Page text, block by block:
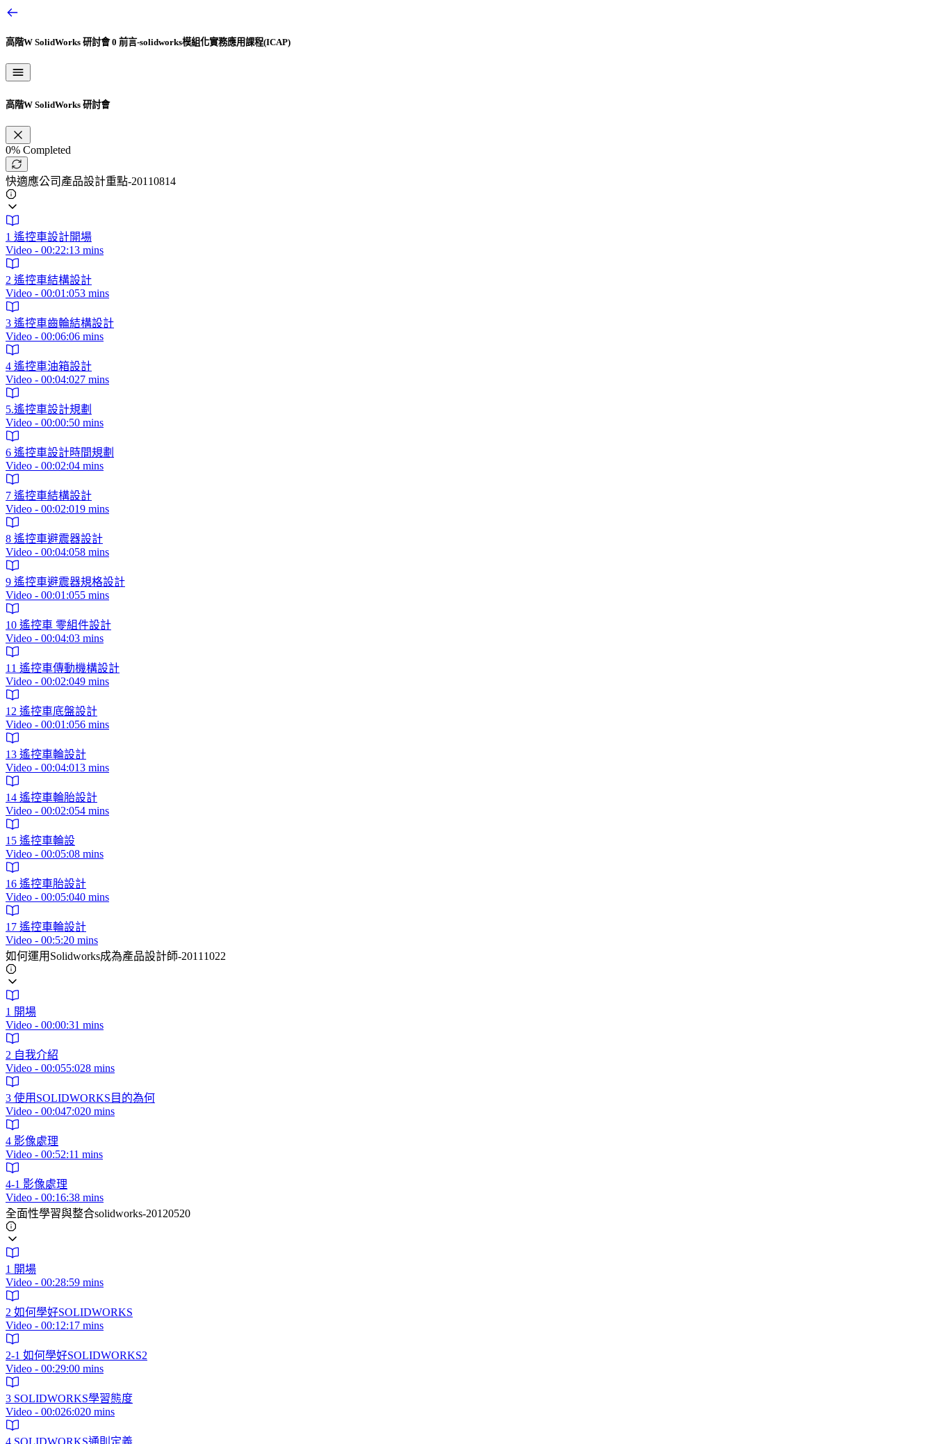
高階W SolidWorks 研討會0 前言-solidworks模組化實務應用課程(ICAP)
高階W SolidWorks 研討會
0% Completed
快適應公司產品設計重點-20110814
1 遙控車設計開場
Video - 00:22:13 mins
2 遙控車結構設計
Video - 00:01:053 mins
3 遙控車齒輪結構設計
Video - 00:06:06 mins
4 遙控車油箱設計
Video - 00:04:027 mins
5.遙控車設計規劃
Video - 00:00:50 mins
6 遙控車設計時間規劃
Video - 00:02:04 mins
7 遙控車結構設計
Video - 00:02:019 mins
8 遙控車避震器設計
Video - 00:04:058 mins
9 遙控車避震器規格設計
Video - 00:01:055 mins
10 遙控車 零組件設計
Video - 00:04:03 mins
11 遙控車傳動機構設計
Video - 00:02:049 mins
12 遙控車底盤設計
Video - 00:01:056 mins
13 遙控車輪設計
Video - 00:04:013 mins
14 遙控車輪胎設計
Video - 00:02:054 mins
15 遙控車輪設
Video - 00:05:08 mins
16 遙控車胎設計
Video - 00:05:040 mins
17 遙控車輪設計
Video - 00:5:20 mins
如何運用Solidworks成為產品設計師-20111022
1 開場
Video - 00:00:31 mins
2 自我介紹
Video - 00:055:028 mins
3 使用SOLIDWORKS目的為何
Video - 00:047:020 mins
4 影像處理
Video - 00:52:11 mins
4-1 影像處理
Video - 00:16:38 mins
全面性學習與整合solidworks-20120520
1 開場
Video - 00:28:59 mins
2 如何學好SOLIDWORKS
Video - 00:12:17 mins
2-1 如何學好SOLIDWORKS2
Video - 00:29:00 mins
3 SOLIDWORKS學習態度
Video - 00:026:020 mins
4 SOLIDWORKS通則定義